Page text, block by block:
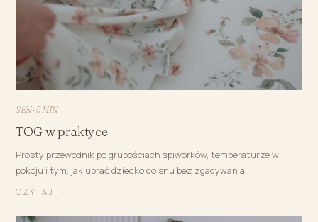
SEN · 5 MIN
TOG w praktyce
Prosty przewodnik po grubościach śpiworków, temperaturze w
pokoju i tym, jak ubrać dziecko do snu bez zgadywania.
CZYTAJ →